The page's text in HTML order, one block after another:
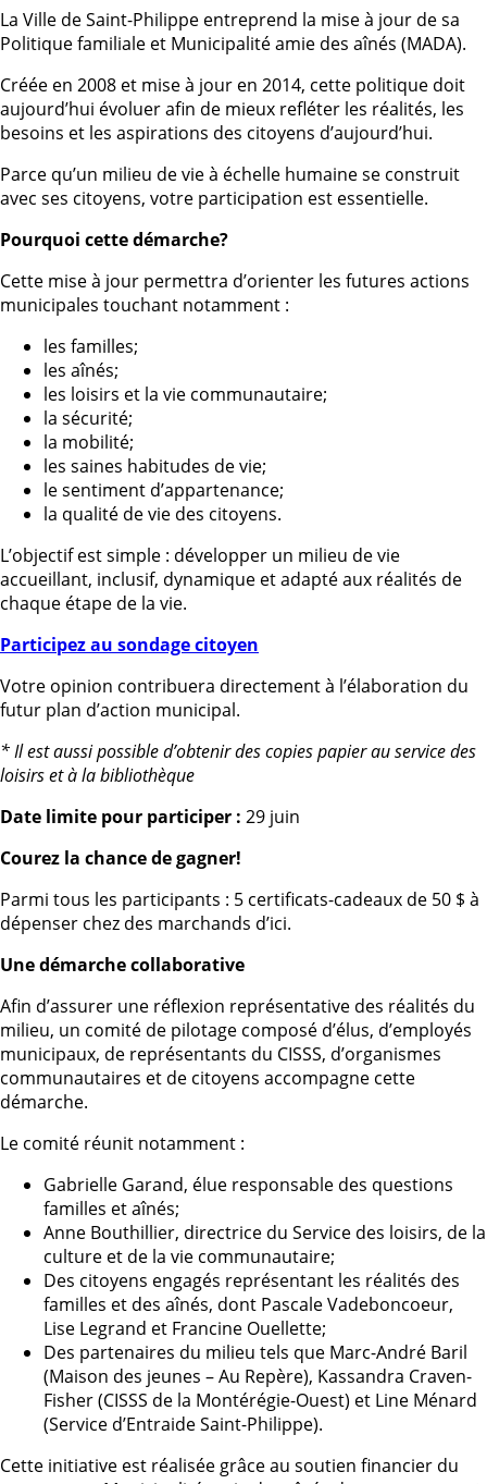
La Ville de Saint-Philippe entreprend la mise à jour de sa
Politique familiale et Municipalité amie des aînés (MADA).
Créée en 2008 et mise à jour en 2014, cette politique doit
aujourd’hui évoluer afin de mieux refléter les réalités, les
besoins et les aspirations des citoyens d’aujourd’hui.
Parce qu’un milieu de vie à échelle humaine se construit
avec ses citoyens, votre participation est essentielle.
Pourquoi cette démarche?
Cette mise à jour permettra d’orienter les futures actions
municipales touchant notamment :
les familles;
les aînés;
les loisirs et la vie communautaire;
la sécurité;
la mobilité;
les saines habitudes de vie;
le sentiment d’appartenance;
la qualité de vie des citoyens.
L’objectif est simple : développer un milieu de vie
accueillant, inclusif, dynamique et adapté aux réalités de
chaque étape de la vie.
Participez au sondage citoyen
Votre opinion contribuera directement à l’élaboration du
futur plan d’action municipal.
* Il est aussi possible d’obtenir des copies papier au service des
loisirs et à la bibliothèque
Date limite pour participer : 29 juin
Courez la chance de gagner!
Parmi tous les participants : 5 certificats-cadeaux de 50 $ à
dépenser chez des marchands d’ici.
Une démarche collaborative
Afin d’assurer une réflexion représentative des réalités du
milieu, un comité de pilotage composé d’élus, d’employés
municipaux, de représentants du CISSS, d’organismes
communautaires et de citoyens accompagne cette
démarche.
Le comité réunit notamment :
Gabrielle Garand, élue responsable des questions
familles et aînés;
Anne Bouthillier, directrice du Service des loisirs, de la
culture et de la vie communautaire;
Des citoyens engagés représentant les réalités des
familles et des aînés, dont Pascale Vadeboncoeur,
Lise Legrand et Francine Ouellette;
Des partenaires du milieu tels que Marc-André Baril
(Maison des jeunes – Au Repère), Kassandra Craven-
Fisher (CISSS de la Montérégie-Ouest) et Line Ménard
(Service d’Entraide Saint-Philippe).
Cette initiative est réalisée grâce au soutien financier du